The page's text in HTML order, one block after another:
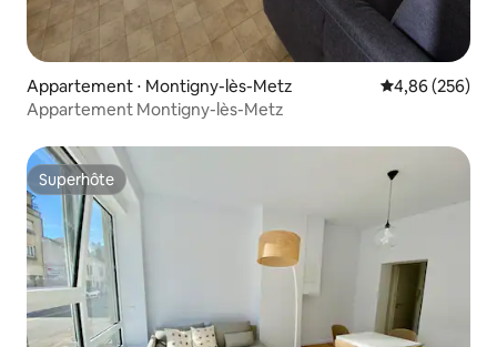
Appartement ⋅ Montigny-lès-Metz Évaluation
4,86 (256)
Appartement Montigny-lès-Metz
Superhôte
Superhôte